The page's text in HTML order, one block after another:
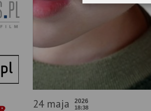
24 maja 2026
18:38